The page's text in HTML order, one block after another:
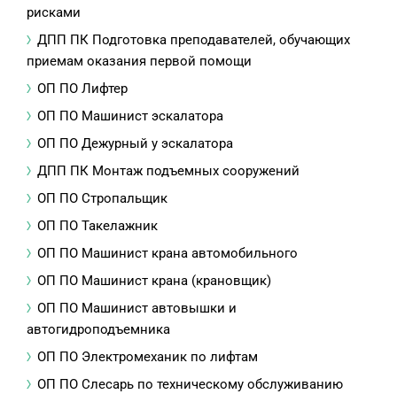
рисками
ДПП ПК Подготовка преподавателей, обучающих
приемам оказания первой помощи
ОП ПО Лифтер
ОП ПО Машинист эскалатора
ОП ПО Дежурный у эскалатора
ДПП ПК Монтаж подъемных сооружений
ОП ПО Стропальщик
ОП ПО Такелажник
ОП ПО Машинист крана автомобильного
ОП ПО Машинист крана (крановщик)
ОП ПО Машинист автовышки и
автогидроподъемника
ОП ПО Электромеханик по лифтам
ОП ПО Слесарь по техническому обслуживанию